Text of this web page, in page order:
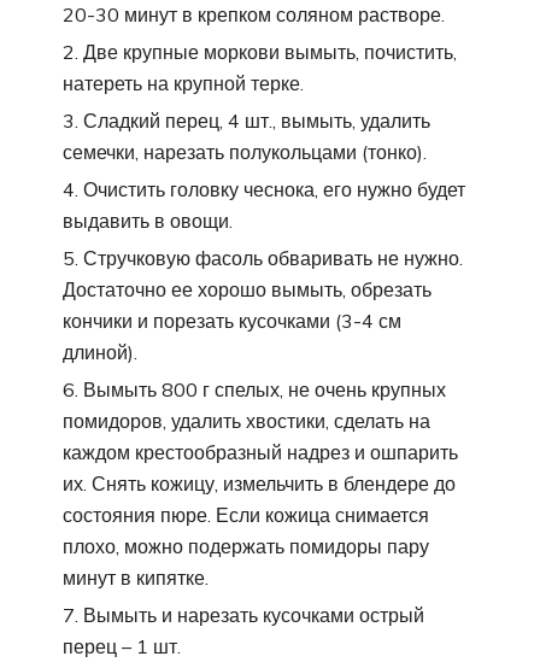
20-30 минут в крепком соляном растворе.
Две крупные моркови вымыть, почистить,
натереть на крупной терке.
Сладкий перец, 4 шт., вымыть, удалить
семечки, нарезать полукольцами (тонко).
Очистить головку чеснока, его нужно будет
выдавить в овощи.
Стручковую фасоль обваривать не нужно.
Достаточно ее хорошо вымыть, обрезать
кончики и порезать кусочками (3-4 см
длиной).
Вымыть 800 г спелых, не очень крупных
помидоров, удалить хвостики, сделать на
каждом крестообразный надрез и ошпарить
их. Снять кожицу, измельчить в блендере до
состояния пюре. Если кожица снимается
плохо, можно подержать помидоры пару
минут в кипятке.
Вымыть и нарезать кусочками острый
перец – 1 шт.